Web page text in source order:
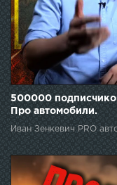
500000
Про автомобили.
Иван Зенкевич PRO